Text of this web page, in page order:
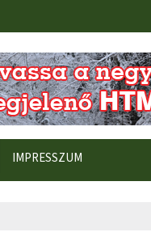
IMPRESSZUM